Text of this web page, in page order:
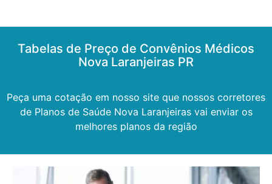
Tabelas de Preço de Convênios Médicos
Nova Laranjeiras PR
Peça uma cotação em nosso site que nossos corretores
de Planos de Saúde Nova Laranjeiras vai enviar os
melhores planos da região